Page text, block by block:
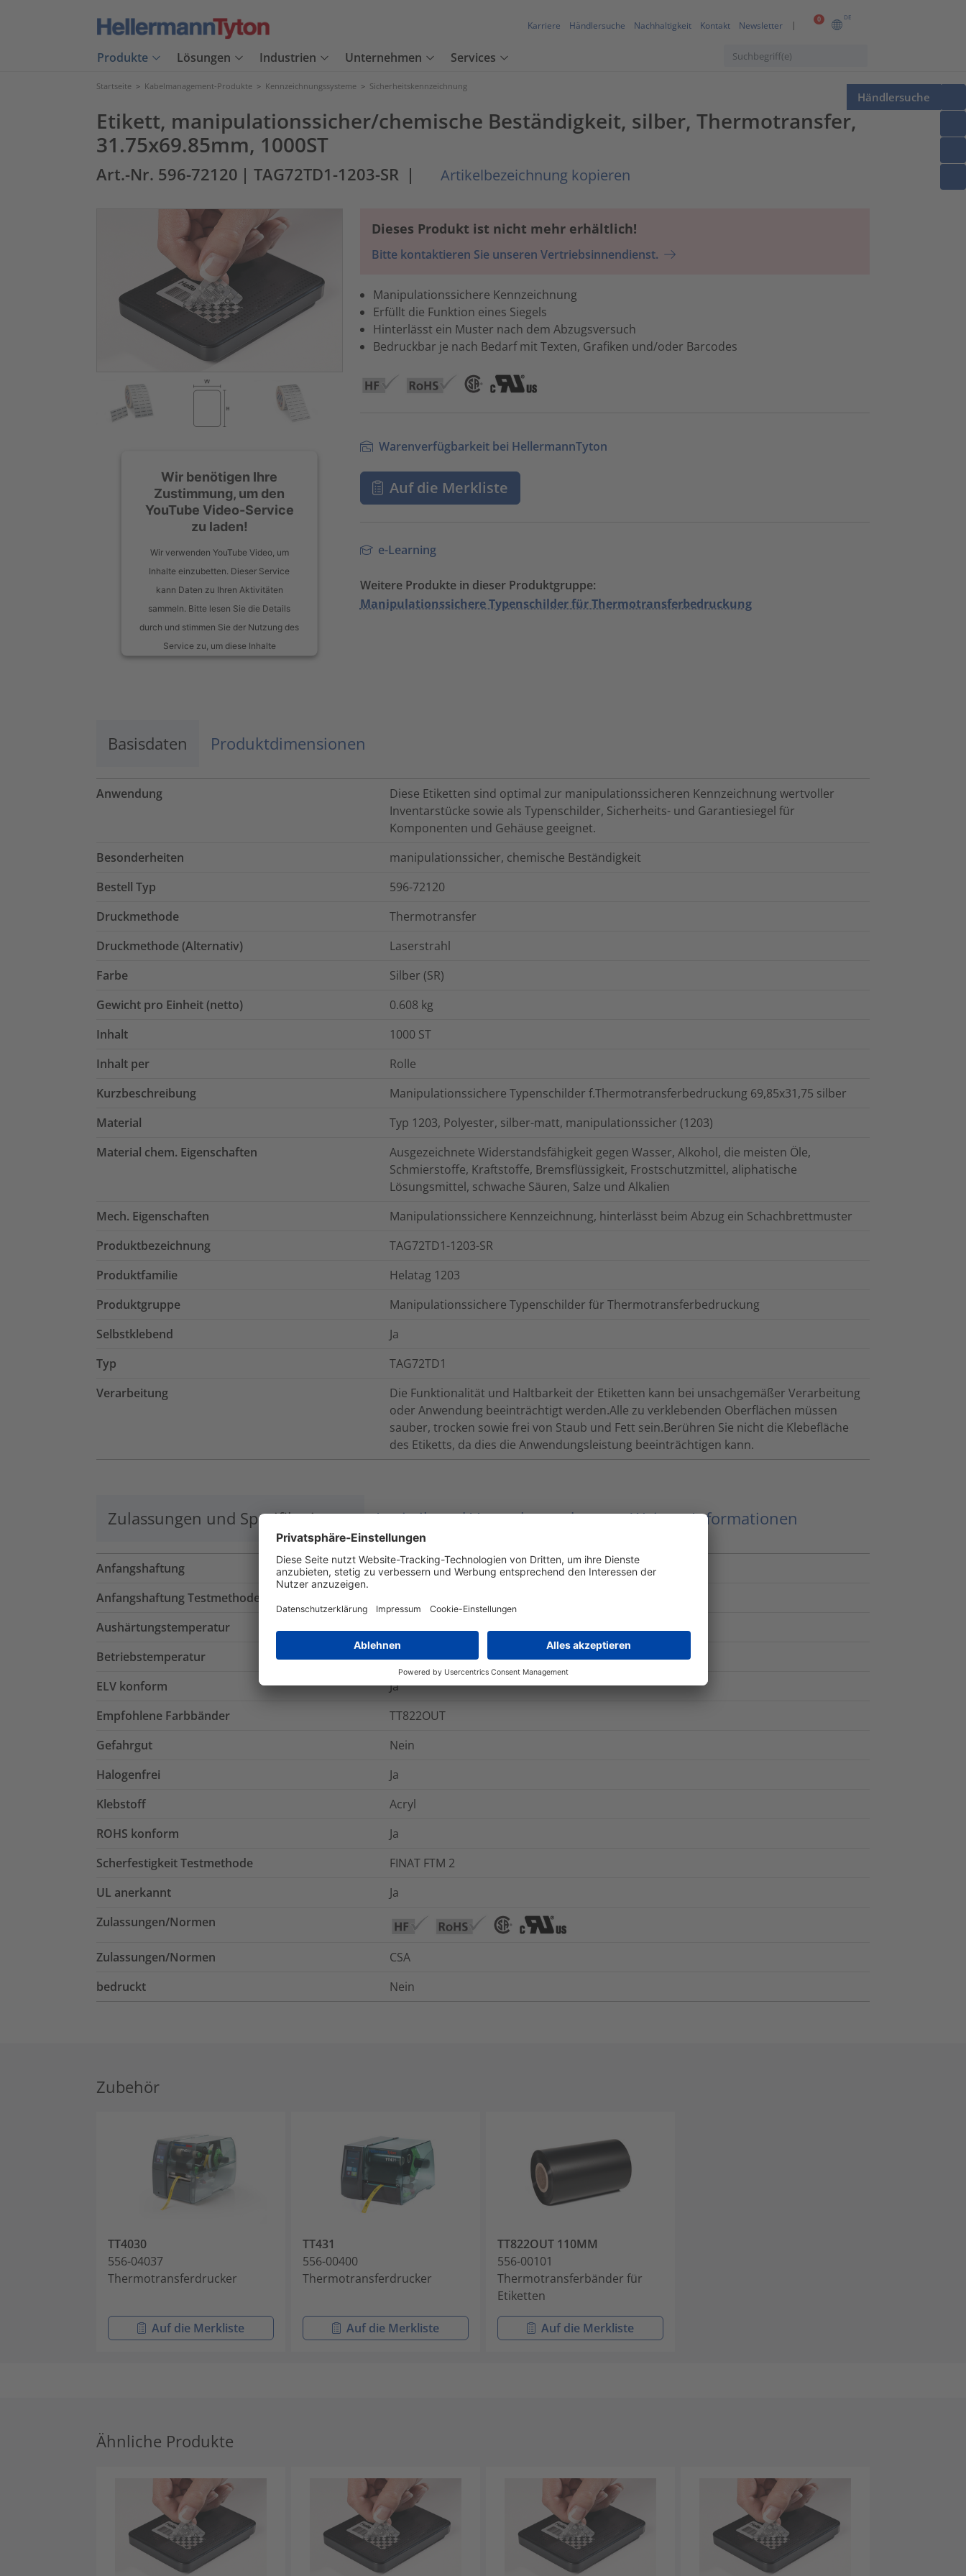
0 DE
Karriere Händlersuche Nachhaltigkeit Kontakt Newsletter
Produkte Lösungen Industrien Unternehmen Services
Händlersuche
Startseite > Kabelmanagement-Produkte > Kennzeichnungssysteme > Sicherheitskennzeichnung
Etikett, manipulationssicher/chemische Beständigkeit, silber, Thermotransfer,
31.75x69.85mm, 1000ST
Art.-Nr. 596-72120 | TAG72TD1-1203-SR | Artikelbezeichnung kopieren
Wir benötigen Ihre
Zustimmung, um den
YouTube Video-Service
zu laden!
Wir verwenden YouTube Video, um
Inhalte einzubetten. Dieser Service
kann Daten zu Ihren Aktivitäten
sammeln. Bitte lesen Sie die Details
durch und stimmen Sie der Nutzung des
Service zu, um diese Inhalte
Akzeptieren
Dieses Produkt ist nicht mehr erhältlich!
Bitte kontaktieren Sie unseren Vertriebsinnendienst.
Manipulationssichere Kennzeichnung
Erfüllt die Funktion eines Siegels
Hinterlässt ein Muster nach dem Abzugsversuch
Bedruckbar je nach Bedarf mit Texten, Grafiken und/oder Barcodes
Warenverfügbarkeit bei HellermannTyton
Auf die Merkliste
e-Learning
Weitere Produkte in dieser Produktgruppe:
Manipulationssichere Typenschilder für Thermotransferbedruckung
Basisdaten Produktdimensionen
Anwendung
Diese Etiketten sind optimal zur manipulationssicheren Kennzeichnung wertvoller
Inventarstücke sowie als Typenschilder, Sicherheits- und Garantiesiegel für
Komponenten und Gehäuse geeignet.
Besonderheiten
manipulationssicher, chemische Beständigkeit
Bestell Typ
596-72120
Druckmethode
Thermotransfer
Druckmethode (Alternativ)
Laserstrahl
Farbe
Silber (SR)
Gewicht pro Einheit (netto)
0.608 kg
Inhalt
1000 ST
Inhalt per
Rolle
Kurzbeschreibung
Manipulationssichere Typenschilder f.Thermotransferbedruckung 69,85x31,75 silber
Material
Typ 1203, Polyester, silber-matt, manipulationssicher (1203)
Material chem. Eigenschaften
Ausgezeichnete Widerstandsfähigkeit gegen Wasser, Alkohol, die meisten Öle,
Schmierstoffe, Kraftstoffe, Bremsflüssigkeit, Frostschutzmittel, aliphatische
Lösungsmittel, schwache Säuren, Salze und Alkalien
Mech. Eigenschaften
Manipulationssichere Kennzeichnung, hinterlässt beim Abzug ein Schachbrettmuster
Produktbezeichnung
TAG72TD1-1203-SR
Produktfamilie
Helatag 1203
Produktgruppe
Manipulationssichere Typenschilder für Thermotransferbedruckung
Selbstklebend
Ja
Typ
TAG72TD1
Verarbeitung
Die Funktionalität und Haltbarkeit der Etiketten kann bei unsachgemäßer Verarbeitung
oder Anwendung beeinträchtigt werden.Alle zu verklebenden Oberflächen müssen
sauber, trocken sowie frei von Staub und Fett sein.Berühren Sie nicht die Klebefläche
des Etiketts, da dies die Anwendungsleistung beeinträchtigen kann.
Zulassungen und Spezifikationen Logistik und Verpackungsdaten Weitere Informationen
Anfangshaftung 470N/m
Anfangshaftung Testmethode
Aushärtungstemperatur
ab +7 °C
Betriebstemperatur
-40 °C bis +120 °C
ELV konform
Ja
Empfohlene Farbbänder
TT822OUT
Gefahrgut
Nein
Halogenfrei
Ja
Klebstoff
Acryl
ROHS konform
Ja
Scherfestigkeit Testmethode
FINAT FTM 2
UL anerkannt
Ja
Zulassungen/Normen
Zulassungen/Normen
CSA
bedruckt
Nein
Zubehör
TT4030
556-04037
Thermotransferdrucker
Auf die Merkliste
TT431
556-00400
Thermotransferdrucker
Auf die Merkliste
TT822OUT 110MM
556-00101
Thermotransferbänder für
Etiketten
Auf die Merkliste
Ähnliche Produkte